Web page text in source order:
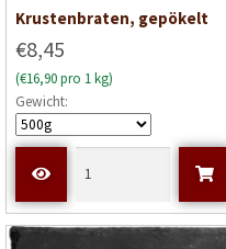
B
w
e
r
m
i
t
Krustenbraten, gepökelt
€8,45
(€16,90 pro 1 kg)
Gewicht: